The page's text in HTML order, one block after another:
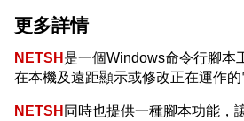
更多詳情
NETSH 是一個Windows命令行腳本
在本機及遠距顯示或修改正在運作的
NETSH 同時也提供一種腳本功能，